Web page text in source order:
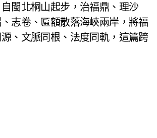
閩北桐山起步，治福鼎、理沙
志卷、匾額散落海峽兩岸，將福
、文脈同根、法度同軌，這篇跨